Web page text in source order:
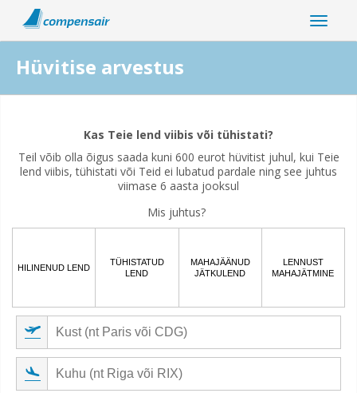
Hüvitise arvestus
pandeemiaga?
Jah Ei
Kas Teie lend viibis või tühistati?
Teil võib olla õigus saada kuni 600 eurot hüvitist juhul, kui Teie
lend viibis, tühistati või Teid ei lubatud pardale ning see juhtus
viimase 6 aasta jooksul
Mis juhtus?
HILINENUD LEND
TÜHISTATUD
LEND
MAHAJÄÄNUD
JÄTKULEND
LENNUST
MAHAJÄTMINE